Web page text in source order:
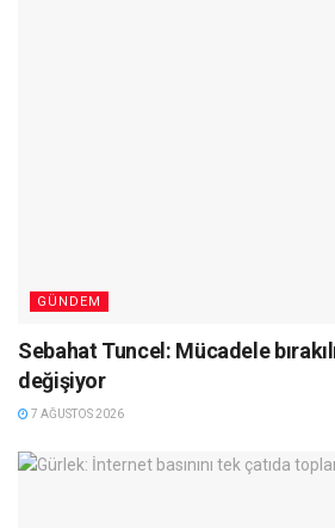
GÜNDEM
Sebahat Tuncel: Mücadele
değişiyor
7 AĞUSTOS 2026